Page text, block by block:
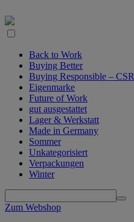
Back to Work
Buying Better
Buying Responsible – CSR
Eigenmarke
Future of Work
gut ausgestattet
Lager & Werkstatt
Made in Germany
Sommer
Unkategorisiert
Verpackungen
Winter
Zum Webshop